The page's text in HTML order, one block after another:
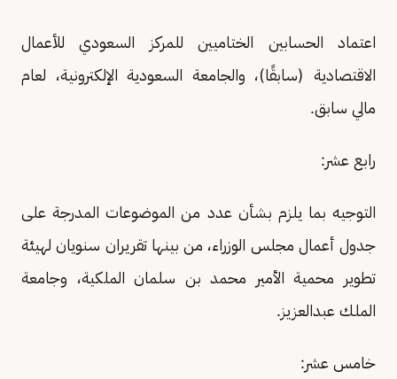
اعتماد الحسابين الختاميين للمركز السعودي للأعمال
الاقتصادية (سابقًا)، والجامعة السعودية الإلكترونية، لعام
مالي سابق.
رابع عشر:
التوجيه بما يلزم بشأن عدد من الموضوعات المدرجة على
جدول أعمال مجلس الوزراء، من بينها تقريران سنويان لهيئة
تطوير محمية الأمير محمد بن سلمان الملكية، وجامعة
الملك عبدالعزيز.
خامس عشر: